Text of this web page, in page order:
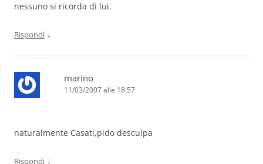
nessuno si ricorda di lui.
Rispondi ↓
marino
11/03/2007 alle 18:57
naturalmente Casati,pido desculpa
Rispondi ↓